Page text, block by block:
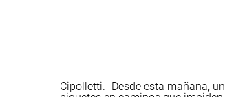
Cipolletti.- Desde esta mañana,